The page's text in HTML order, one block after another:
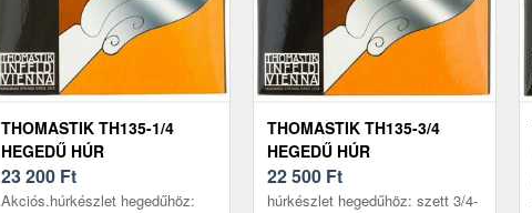
THOMASTIK TH135-1/4
HEGEDŰ HÚR
23 200 Ft
Akciós.húrkészlet hegedűhöz:
THOMASTIK TH135-3/4
HEGEDŰ HÚR
22 500 Ft
húrkészlet hegedűhöz: szett 3/4-